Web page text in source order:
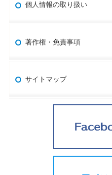
個人情報の取り扱い
著作権・免責事項
サイトマップ